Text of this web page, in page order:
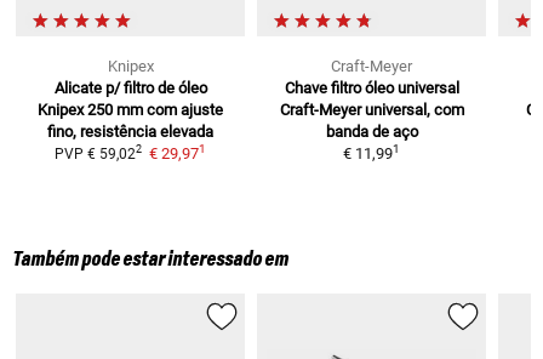
Knipex
Alicate p/ filtro de óleo
Knipex 250 mm com ajuste
fino, resistência elevada
PVP € 59,022 € 29,971
Craft-Meyer
Chave filtro óleo universal
Craft-Meyer universal, com
banda de aço
€ 11,991
Também pode estar interessado em